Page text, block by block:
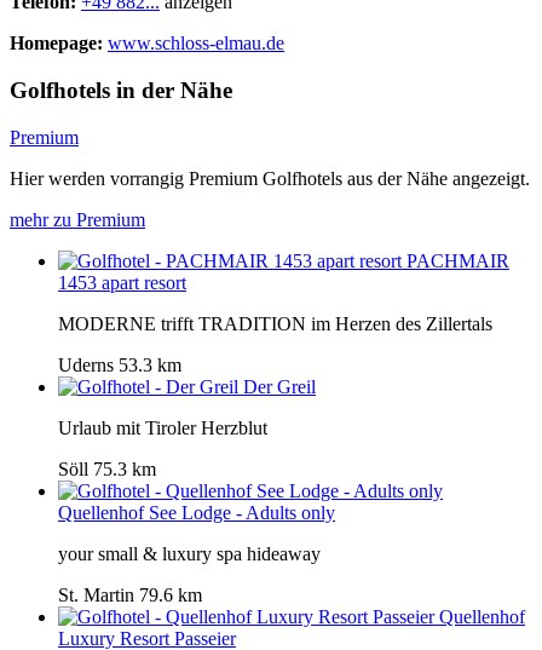
Homepage: www.schloss-elmau.de
Golfhotels in der Nähe
Premium
Hier werden vorrangig Premium Golfhotels aus der Nähe angezeigt.
mehr zu Premium
PACHMAIR
1453 apart resort
MODERNE trifft TRADITION im Herzen des Zillertals
Uderns 53.3 km
Der Greil
Urlaub mit Tiroler Herzblut
Söll 75.3 km
Quellenhof See Lodge - Adults only
your small & luxury spa hideaway
St. Martin 79.6 km
Quellenhof
Luxury Resort Passeier